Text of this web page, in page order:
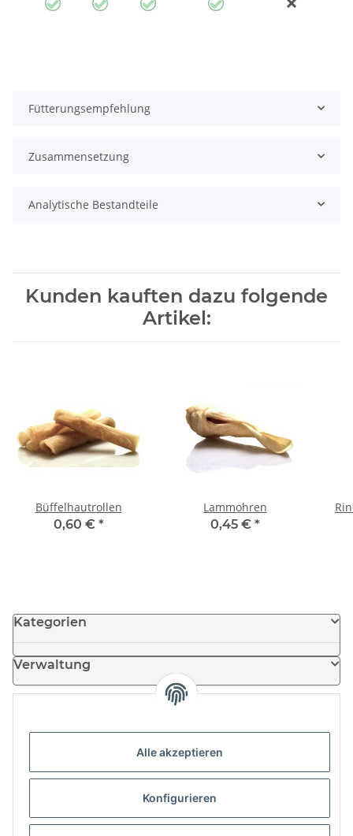
Alle akzeptieren
Konfigurieren
Fütterungsempfehlung
Zusammensetzung
Analytische Bestandteile
Kunden kauften dazu folgende
Artikel:
Büffelhautrollen
0,60 € *
Lammohren
0,45 € *
Kategorien
Verwaltung
News
Partner